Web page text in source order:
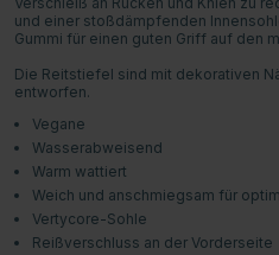
und einer stoßdämpfenden
Gummi für einen guten Griff auf den
Die Reitstiefel sind mit dekorativen
entworfen.
Vegane
Wasserabweisend
Warm wattiert
Weich und anschmiegsam für
Vertycore-Sohle
Reißverschluss an der Vorderseite